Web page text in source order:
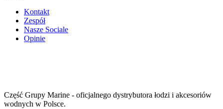
Kontakt
Zespół
Nasze Sociale
Opinie
Część Grupy Marine - oficjalnego dystrybutora łodzi i akcesoriów
wodnych w Polsce.